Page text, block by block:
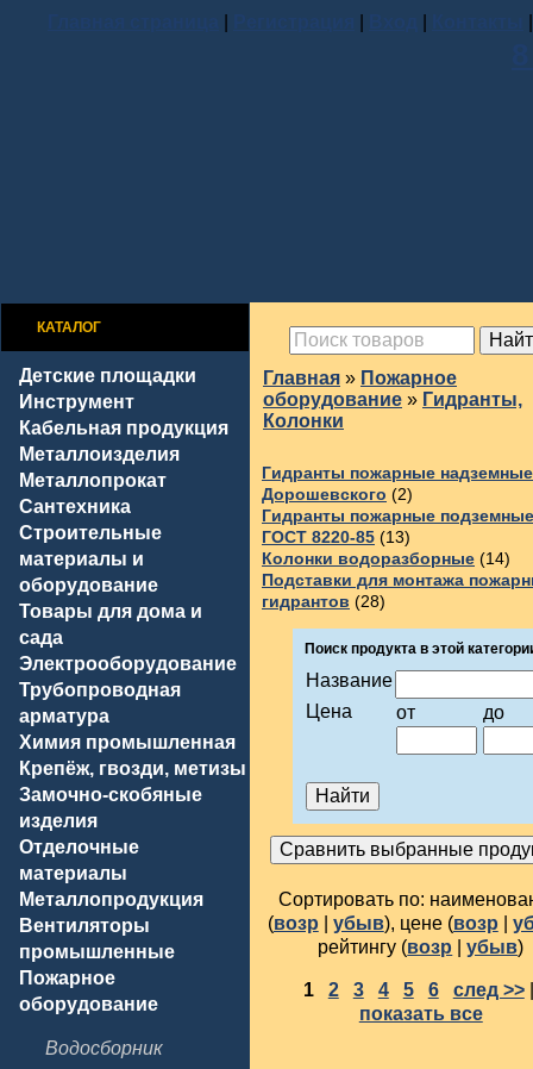
КАТАЛОГ
Детские площадки
Инструмент
Кабельная продукция
Металлоизделия
Металлопрокат
Сантехника
Строительные
материалы и
оборудование
Товары для дома и
сада
Электрооборудование
Трубопроводная
арматура
Химия промышленная
Крепёж, гвозди, метизы
Замочно-скобяные
изделия
Отделочные
материалы
Металлопродукция
Вентиляторы
промышленные
Пожарное
оборудование
Водосборник
Главная » Пожарное
оборудование » Гидранты,
Колонки
Гидранты пожарные надземные
Дорошевского (2)
Гидранты пожарные подземные
ГОСТ 8220-85 (13)
Колонки водоразборные (14)
Подставки для монтажа
гидрантов (28)
Поиск продукта в этой
Название
Цена
от до
Сортировать по:
(возр убыв), цене (возр
рейтингу (возр |убыв)
1 2 3 4 5 6 след >>
показать все